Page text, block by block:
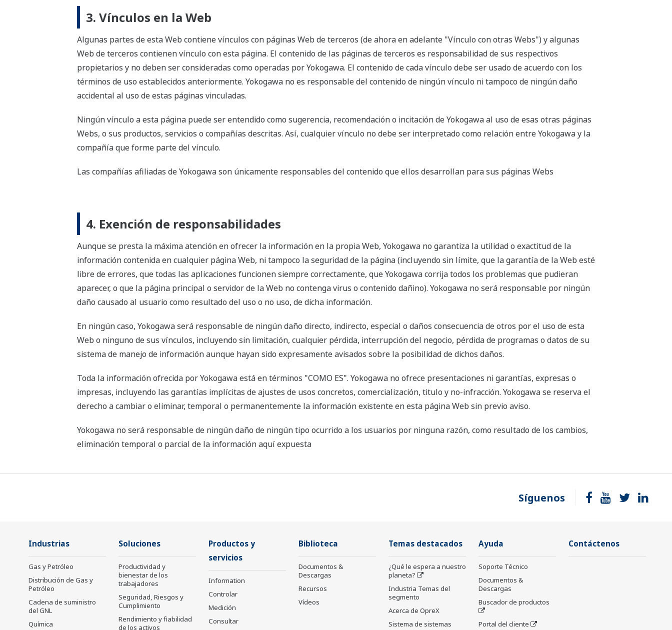
3. Vínculos en la Web
Algunas partes de esta Web contiene vínculos con páginas Web de terceros (de ahora en adelante "Vínculo con otras Webs") y algunas
Web de terceros contienen vínculo con esta página. El contenido de las páginas de terceros es responsabilidad de sus respectivos
propietarios y no deben ser consideradas como operadas por Yokogawa. El contenido de cada vínculo debe ser usado de acuerdo con los
términos de uso establecidos anteriormente. Yokogawa no es responsable del contenido de ningún vínculo ni tampoco de ningún daño
accidental al uso de estas páginas vinculadas.
Ningún vínculo a esta página puede ser entendido como sugerencia, recomendación o incitación de Yokogawa al uso de esas otras páginas
Webs, o sus productos, servicios o compañías descritas. Así, cualquier vínculo no debe ser interpretado como relación entre Yokogawa y la
compañía que forme parte del vínculo.
Las compañías afiliadas de Yokogawa son únicamente responsables del contenido que ellos desarrollan para sus páginas Webs
4. Exención de responsabilidades
Aunque se presta la máxima atención en ofrecer la información en la propia Web, Yokogawa no garantiza la utilidad o exactitud de la
información contenida en cualquier página Web, ni tampoco la seguridad de la página (incluyendo sin límite, que la garantía de la Web esté
libre de errores, que todas las aplicaciones funcionen siempre correctamente, que Yokogawa corrija todos los problemas que pudieran
aparecer, o que la página principal o servidor de la Web no contenga virus o contenido dañino). Yokogawa no será responsable por ningún
daño causado al usuario como resultado del uso o no uso, de dicha información.
En ningún caso, Yokogawa será responsable de ningún daño directo, indirecto, especial o daños consecuencia de otros por el uso de esta
Web o ninguno de sus vínculos, incluyendo sin limitación, cualquier pérdida, interrupción del negocio, pérdida de programas o datos de su
sistema de manejo de información aunque hayan sido expresamente avisados sobre la posibilidad de dichos daños.
Toda la información ofrecida por Yokogawa está en términos "COMO ES". Yokogawa no ofrece presentaciones ni garantías, expresas o
impresas, incluyendo las garantías implícitas de ajustes de usos concretos, comercialización, titulo y no-infracción. Yokogawa se reserva el
derecho a cambiar o eliminar, temporal o permanentemente la información existente en esta página Web sin previo aviso.
Yokogawa no será responsable de ningún daño de ningún tipo ocurrido a los usuarios por ninguna razón, como resultado de los cambios,
eliminación temporal o parcial de la información aquí expuesta
Síguenos
Industrias
Gas y Petróleo
Distribución de Gas y
Petróleo
Cadena de suministro
del GNL
Química
Soluciones
Productividad y
bienestar de los
trabajadores
Seguridad, Riesgos y
Cumplimiento
Rendimiento y fiabilidad
de los activos
Productos y
servicios
Information
Controlar
Medición
Consultar
Biblioteca
Documentos &
Descargas
Recursos
Vídeos
Temas destacados
¿Qué le espera a nuestro
planeta?
Industria Temas del
segmento
Acerca de OpreX
Sistema de sistemas
Ayuda
Soporte Técnico
Documentos &
Descargas
Buscador de productos
Portal del cliente
Contáctenos